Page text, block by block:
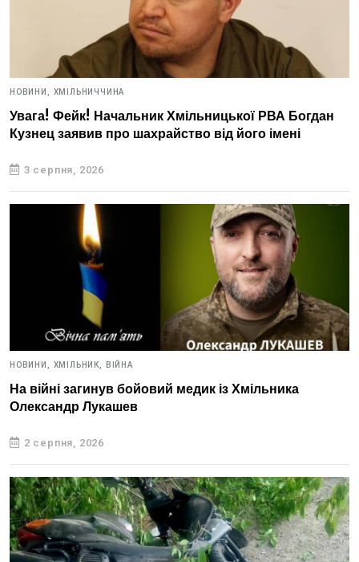
НОВИНИ, ХМІЛЬНИЧЧИНА
Увага! Фейк! Начальник Хмільницької РВА Богдан
Кузнец заявив про шахрайство від його імені
3 серпня, 2026
НОВИНИ, ХМІЛЬНИК, ВІЙНА
На війні загинув бойовий медик із Хмільника
Олександр Лукашев
2 серпня, 2026